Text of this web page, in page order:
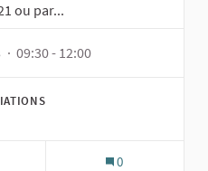
ou par...
· 09:30 - 12:00
0